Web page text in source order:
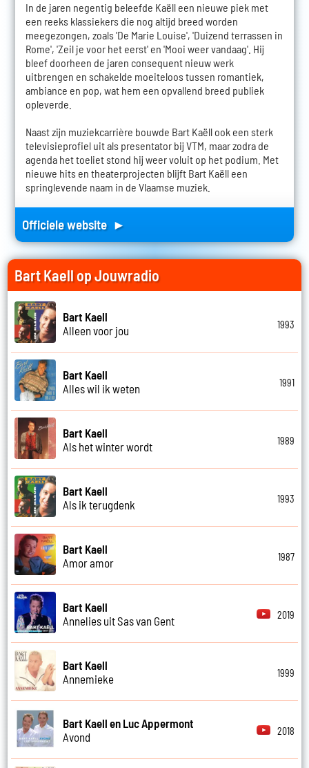
In de jaren negentig beleefde Kaëll een nieuwe piek met
een reeks klassiekers die nog altijd breed worden
meegezongen, zoals 'De Marie Louise', 'Duizend terrassen in
Rome', 'Zeil je voor het eerst' en 'Mooi weer vandaag'. Hij
bleef doorheen de jaren consequent nieuw werk
uitbrengen en schakelde moeiteloos tussen romantiek,
ambiance en pop, wat hem een opvallend breed publiek
opleverde.
Naast zijn muziekcarrière bouwde Bart Kaëll ook een sterk
televisieprofiel uit als presentator bij VTM, maar zodra de
agenda het toeliet stond hij weer voluit op het podium. Met
nieuwe hits en theaterprojecten blijft Bart Kaëll een
springlevende naam in de Vlaamse muziek.
Officiele website ►
Bart Kaell op Jouwradio
Bart Kaell
Alleen voor jou
1993
Bart Kaell
Alles wil ik weten
1991
Bart Kaell
Als het winter wordt
1989
Bart Kaell
Als ik terugdenk
1993
Bart Kaell
Amor amor
1987
Bart Kaell
Annelies uit Sas van Gent
2019
Bart Kaell
Annemieke
1999
Bart Kaell en Luc Appermont
Avond
2018